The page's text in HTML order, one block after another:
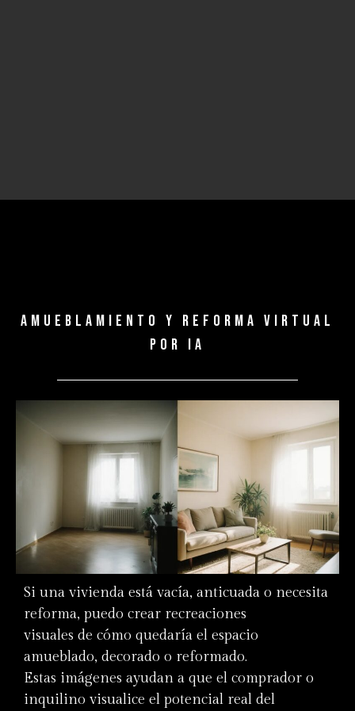
Amueblamiento y reforma virtual
por IA
Si una vivienda está vacía, anticuada o necesita
reforma, puedo crear recreaciones
visuales de cómo quedaría el espacio
amueblado, decorado o reformado.
Estas imágenes ayudan a que el comprador o
inquilino visualice el potencial real del